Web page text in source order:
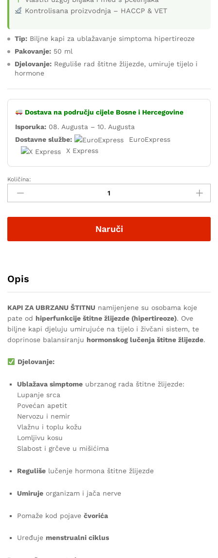
Kontrolisana proizvodnja – HACCP & VET
Tip: Biljne kapi za ublažavanje simptoma hipertireoze
Pakovanje: 50 ml
Djelovanje: Reguliše rad štitne žlijezde, umiruje tijelo i
hormone
Dostava na području cijele Bosne i Hercegovine
Isporuka: 08. Augusta – 10. Augusta
Dostavne službe:
EuroExpress
X Express
Količina:
Naruči
Opis
KAPI ZA UBRZANU ŠTITNU namijenjene su osobama koje
pate od hiperfunkcije štitne žlijezde (hipertireoze). Ove
biljne kapi djeluju umirujuće na tijelo i živčani sistem, te
doprinose balansiranju hormonskog lučenja štitne žlijezde.
Djelovanje:
Ublažava simptome ubrzanog rada štitne žlijezde:
Lupanje srca
Povećan apetit
Nervozu i nemir
Vlažnu i toplu kožu
Lomljivu kosu
Slabost i grčeve u mišićima
Reguliše lučenje hormona štitne žlijezde
Umiruje organizam i jača nerve
Pomaže kod pojave čvorića
Uređuje menstrualni ciklus